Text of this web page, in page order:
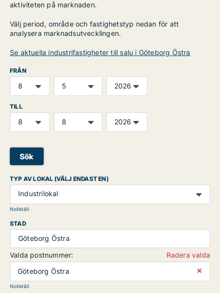
aktiviteten på marknaden.
Välj period, område och fastighetstyp nedan för att
analysera marknadsutvecklingen.
Se aktuella industrifastigheter till salu i Göteborg Östra
FRÅN
TILL
Sök
TYP AV LOKAL (VÄLJ ENDAST EN)
Industrilokal
Nollställ
STAD
Göteborg Östra
Valda postnummer:
Radera valda
Göteborg Östra
⨯
Nollställ